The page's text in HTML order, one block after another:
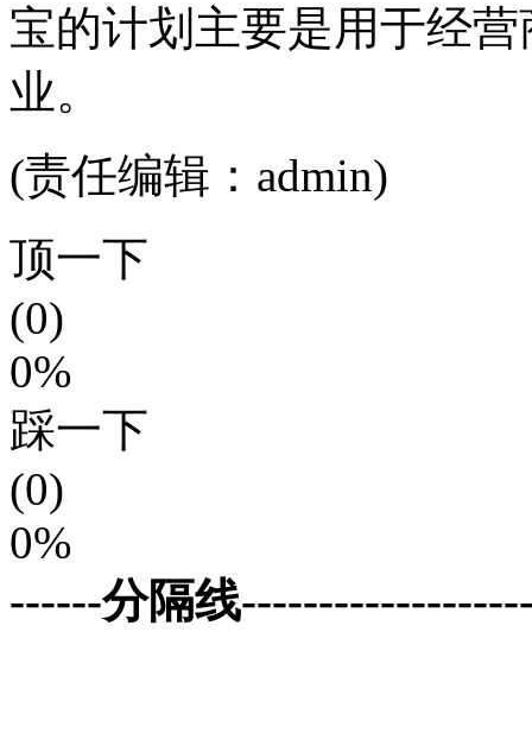
宝的计划主要是用于经
业。
(责任编辑：admin)
顶一下
(0)
0%
踩一下
(0)
0%
------分隔线